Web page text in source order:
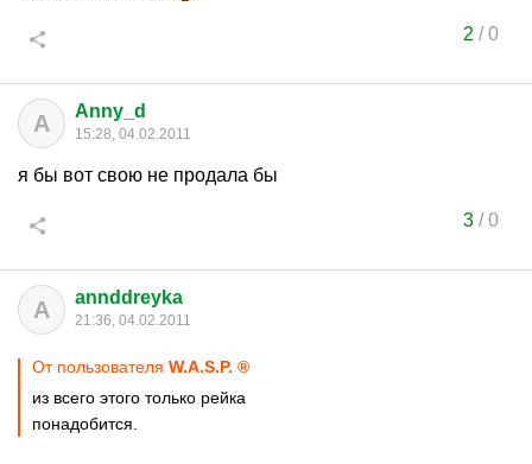
2 /0
A Anny_d
15:28, 04.02.2011
я бы вот свою не продала бы
3/0
A annddreyka
21:36, 04.02.2011
От пользователя W.A.S.P. ®
из всего этого только рейка
понадобится.